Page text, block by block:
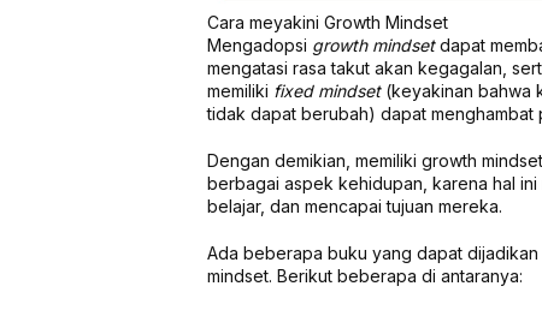
Cara meyakini Growth Mindset
Mengadopsi growth mindsetdapat
mengatasi rasa takut akan kegagalan,
memiliki fixed mindset(keyakinan bahwa
tidak dapat berubah) dapat
Dengan demikian, memiliki growth
berbagai aspek kehidupan, karena hal
belajar, dan mencapai tujuan mereka.
Ada beberapa buku yang dapat
mindset. Berikut beberapa di antaranya: